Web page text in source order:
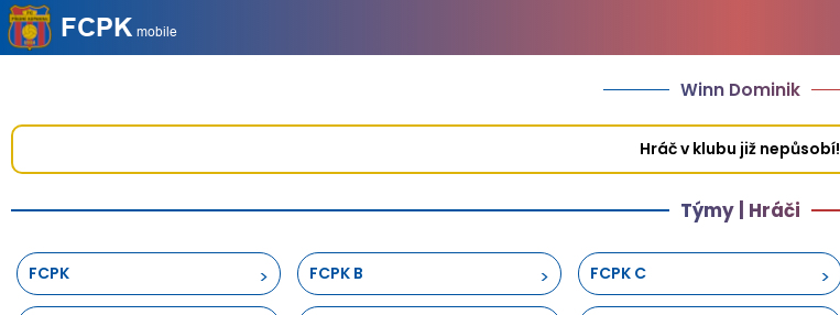
Winn Dominik
Hráč v klubu již nepůsobí!
Týmy | Hráči
FCPK FCPK B FCPK C